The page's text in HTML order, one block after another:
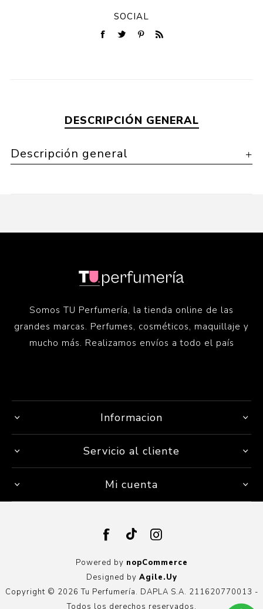
SOCIAL
DESCRIPCIÓN GENERAL
Descripción general
Somos TU Perfumería, la tienda online de las
grandes marcas. Perfumes, cosméticos, maquillaje y
mucho más. Realizamos envíos a todo el país
Informacion
Servicio al cliente
Mi cuenta
Powered by nopCommerce
Designed by Agile.Uy
Copyright © 2026 Tu Perfumería. DAPLA S.A. 211620770013 -
Todos los derechos reservados.